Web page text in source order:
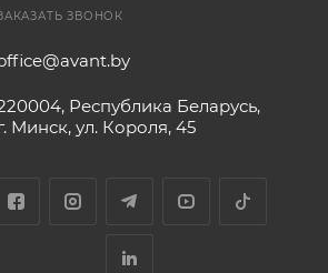
ЗВОНОК
Республика Беларусь,
Минск, ул. Короля, 45